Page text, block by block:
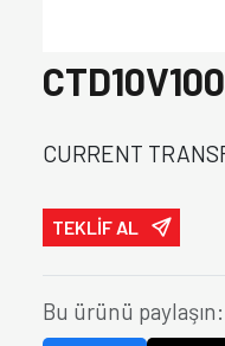
CURRENT
TEKLİF AL
Bu ürünü paylaşın: